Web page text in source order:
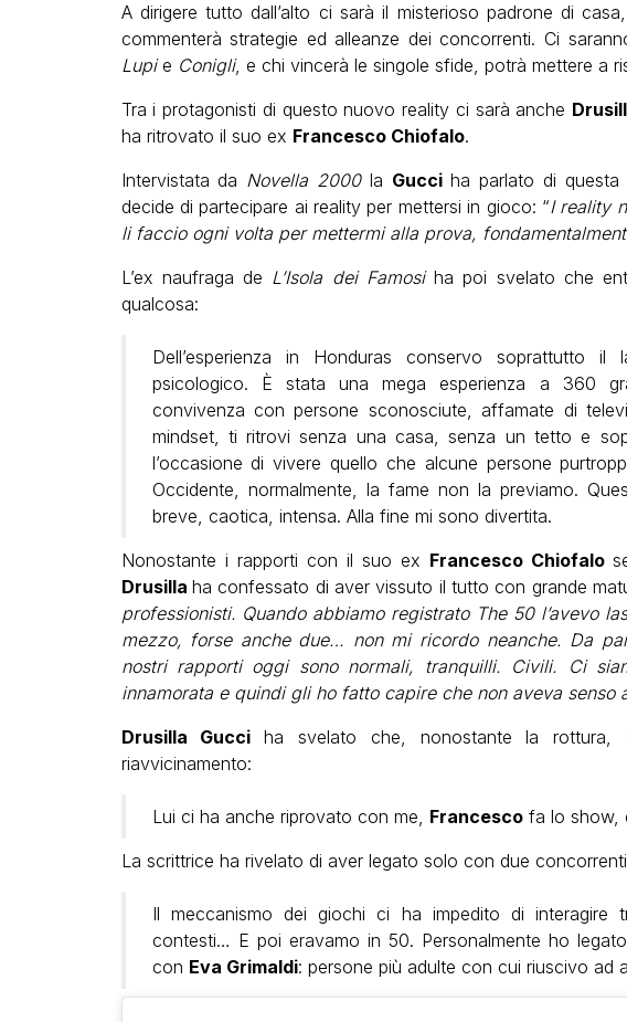
A dirigere tutto dall’alto ci sarà il misterioso padrone di
commenterà strategie ed alleanze dei concorrenti. Ci
Lupie Conigli, e chi vincerà le singole sfide, potrà mettere a
Tra i protagonisti di questo nuovo reality ci sarà anche
ha ritrovato il suo ex Francesco Chiofalo.
Intervistata da Novella 2000la Gucciha parlato di questa
decide di partecipare ai reality per mettersi in gioco: “I reality
li faccio ogni volta per mettermi alla prova,
L’ex naufraga de L’Isola dei Famosiha poi svelato che
qualcosa:
Dell’esperienza in Honduras conservo soprattutto
psicologico. È stata una mega esperienza a 360
convivenza con persone sconosciute, affamate di
mindset, ti ritrovi senza una casa, senza un tetto e
l’occasione di vivere quello che alcune persone
Occidente, normalmente, la fame non la previamo.
breve, caotica, intensa. Alla fine mi sono divertita.
Nonostante i rapporti con il suo ex Francesco Chiofalo
Drusilla ha confessato di aver vissuto il tutto con grande
professionisti. Quando abbiamo registrato The 50 l’avevo
mezzo, forse anche due… non mi ricordo neanche. Da
nostri rapporti oggi sono normali, tranquilli. Civili. Ci
innamorata e quindi gli ho fatto capire che non aveva senso
Drusilla Gucciha svelato che, nonostante la rottura,
riavvicinamento:
Lui ci ha anche riprovato con me, Francescofa lo show,
La scrittrice ha rivelato di aver legato solo con due
Il meccanismo dei giochi ci ha impedito di
contesti… E poi eravamo in 50. Personalmente ho
con Eva Grimaldi: persone più adulte con cui riuscivo ad